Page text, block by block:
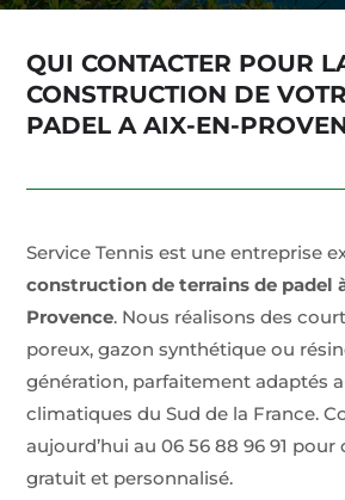
QUI CONTACTER POUR
CONSTRUCTION DE
PADEL A AIX-EN-
Service Tennis est une entreprise
construction de terrains de padel
Provence. Nous réalisons des
poreux, gazon synthétique ou
génération, parfaitement adaptés
climatiques du Sud de la France.
aujourd’hui au 06 56 88 96 91
gratuit et personnalisé.